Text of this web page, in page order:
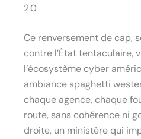
2.0
Ce renversement de cap,
contre l’État tentaculaire,
l’écosystème cyber
ambiance spaghetti
chaque agence, chaque
route, sans cohérence ni
droite, un ministère qui